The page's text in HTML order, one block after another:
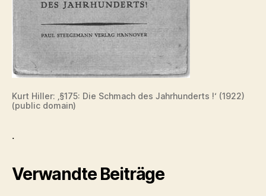
Kurt Hiller: ‚§175: Die Schmach des Jahrhunderts !‘ (1922)
(public domain)
.
Verwandte Beiträge